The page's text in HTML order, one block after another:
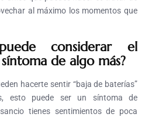
al máximo los momentos que
considerar el
de algo más?
hacerte sentir “baja de baterías”
esto puede ser un síntoma de
tienes sentimientos de poca